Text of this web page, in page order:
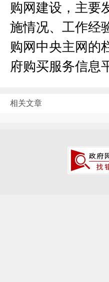
购网建设，主要
施情况、工作经
购网中央主网的
府购买服务信息
相关文章